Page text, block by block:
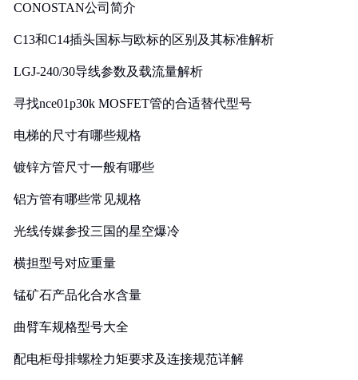
CONOSTAN公司简介
C13和C14插头国标与欧标的区别及其标准解析
LGJ-240/30导线参数及载流量解析
寻找nce01p30k MOSFET管的合适替代型号
电梯的尺寸有哪些规格
镀锌方管尺寸一般有哪些
铝方管有哪些常见规格
光线传媒参投三国的星空爆冷
横担型号对应重量
锰矿石产品化合水含量
曲臂车规格型号大全
配电柜母排螺栓力矩要求及连接规范详解